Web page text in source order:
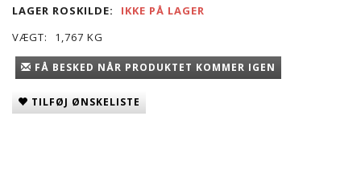
LAGER ROSKILDE:
IKKE PÅ LAGER
VÆGT:
1,767 KG
FÅ BESKED NÅR PRODUKTET KOMMER IGEN
TILFØJ ØNSKELISTE